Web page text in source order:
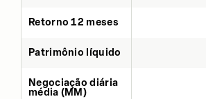
Retorno 12 meses
Patrimônio líquido
Negociação diária
média (MM)